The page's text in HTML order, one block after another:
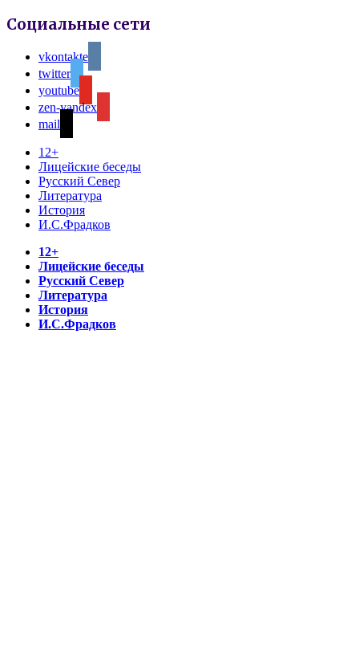
Социальные сети
vkontakte
twitter
youtube
zen-yandex
mail
12+
Лицейские беседы
Русский Север
Литература
История
И.С.Фрадков
12+
Лицейские беседы
Русский Север
Литература
История
И.С.Фрадков